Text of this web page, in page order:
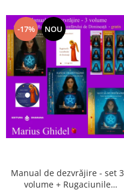
-17% NOU
Manual de dezvrăjire - set 3
volume + Rugaciunile